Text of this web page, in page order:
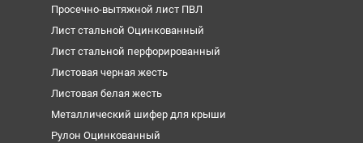
Просечно-вытяжной лист ПВЛ
Лист стальной Оцинкованный
Лист стальной перфорированный
Листовая черная жесть
Листовая белая жесть
Металлический шифер для крыши
Рулон Оцинкованный